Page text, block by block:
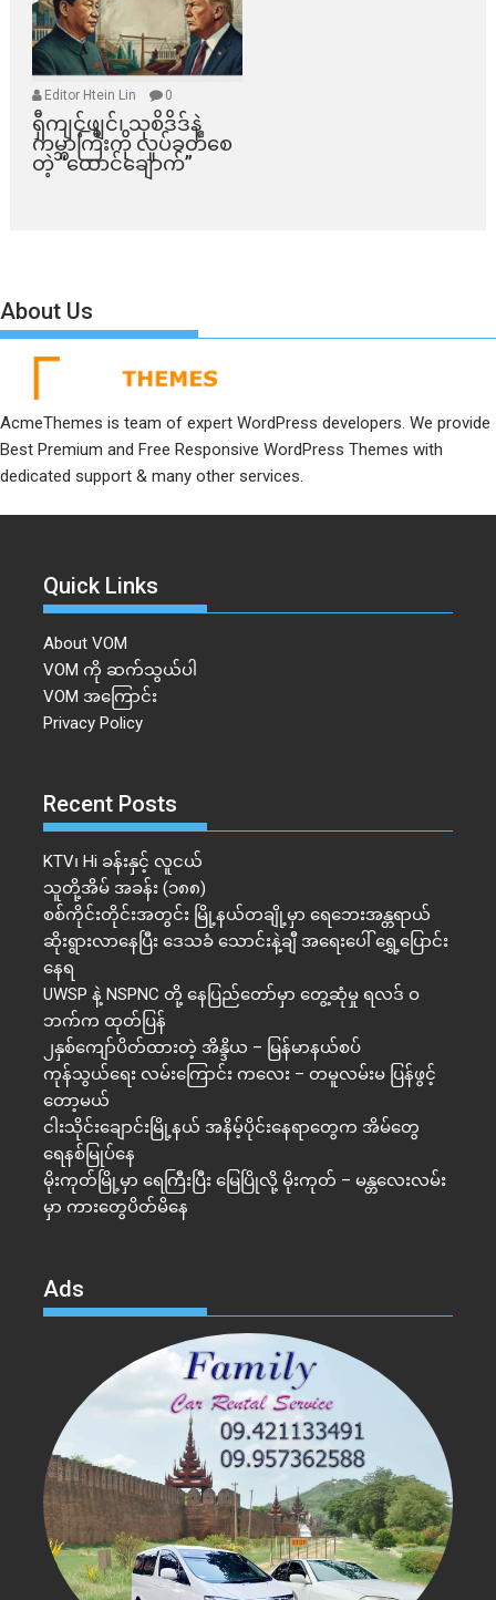
Editor Htein Lin 0
ရှီကျင့်ဖျင်၊ သုစိဒိဒ်နဲ့
ကမ္ဘာကြီးကို လှုပ်ခတ်စေ
တဲ့ “ထောင်ချောက်”
About Us
AcmeThemes is team of expert WordPress developers. We provide
Best Premium and Free Responsive WordPress Themes with
dedicated support & many other services.
Quick Links
About VOM
VOM ကို ဆက်သွယ်ပါ
VOM အကြောင်း
Privacy Policy
Recent Posts
KTV၊ Hi ခန်းနှင့် လူငယ်
သူတို့အိမ် အခန်း (၁၈၈)
စစ်ကိုင်းတိုင်းအတွင်း မြို့နယ်တချို့မှာ ရေဘေးအန္တရာယ်
ဆိုးရွားလာနေပြီး ဒေသခံ သောင်းနဲ့ချီ အရေးပေါ် ရွှေ့ပြောင်း
နေရ
UWSP နဲ့ NSPNC တို့ နေပြည်တော်မှာ တွေ့ဆုံမှု ရလဒ် ဝ
ဘက်က ထုတ်ပြန်
၂နှစ်​ကျော်ပိတ်ထားတဲ့ အိန္ဒိယ – မြန်မာနယ်စပ်
ကုန်သွယ်ရေး လမ်းကြောင်း ကလေး – တမူလမ်းမ ပြန်ဖွင့်
တော့မယ်
ငါးသိုင်းချောင်းမြို့နယ် အနိမ့်ပိုင်းနေရာတွေက အိမ်​တွေ
ရေနစ်မြုပ်နေ
မိုးကုတ်မြို့မှာ ရေကြီးပြီး မြေပြိုလို့ မိုးကုတ် – မန္တလေးလမ်း
မှာ ကားတွေပိတ်မိနေ
Ads